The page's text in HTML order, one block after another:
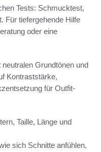
Tests: Schmucktest,
Für tiefergehende Hilfe
oder eine
Grundtönen und
Kontraststärke,
für Outfit-
Taille, Länge und
sich Schnitte anfühlen,